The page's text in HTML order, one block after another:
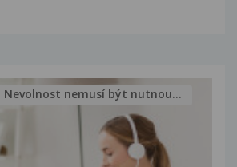
Nevolnost nemusí být nutnou...